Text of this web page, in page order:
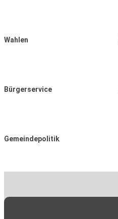
Wahlen
Bürgerservice
Gemeindepolitik